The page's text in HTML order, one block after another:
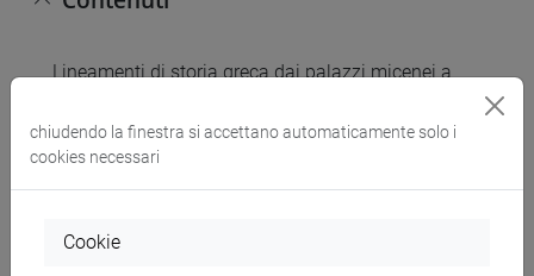
Lineamenti di storia greca dai palazzi micenei a
Strumenti generali, metodologia di base per
l’analisi critica delle diverse tipologie di fonti
storiche.
alfabetica; la colonizzazione; i legislatori; Atene e
chiudendo la finestra si accettano automaticamente solo i
cookies necessari
Cookie